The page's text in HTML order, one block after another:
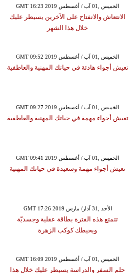
GMT 16:23 2019 الخميس ,01 آب / أغسطس
الانتعاش والانفتاح على الآخرين يسيطر عليك
خلال هذا الشهر
GMT 09:52 2019 الخميس ,01 آب / أغسطس
تعيش أجواء هادئة في حياتك المهنية والعاطفية
GMT 09:27 2019 الخميس ,01 آب / أغسطس
تعيش أجواء مهمة في حياتك المهنية والعاطفية
GMT 09:41 2019 الخميس ,01 آب / أغسطس
تعيش أجواء مهمة وسعيدة في حياتك المهنية
GMT 17:26 2019 الأحد ,31 آذار/ مارس
تتمتع هذه الفترة بطاقة عقلية وجسديّة
ويحيطك كوكب الزهرة
GMT 16:09 2019 الخميس ,01 آب / أغسطس
حلم السفر والدراسة يسيطر عليك خلال هذا